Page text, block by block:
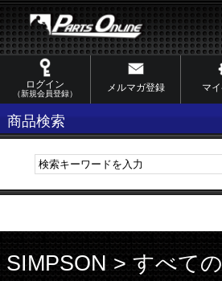
ログイン
（新規会員登録）
メルマガ登録 マ
商品検索
SIMPSON > すべて